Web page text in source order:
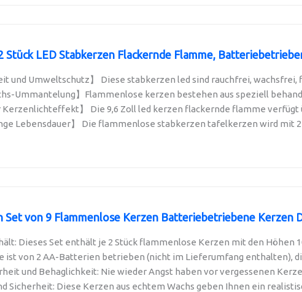
Stück LED Stabkerzen Flackernde Flamme,
und Umweltschutz】 Diese stabkerzen led sind rauchfrei, wachsfrei,
Ummantelung】Flammenlose kerzen bestehen aus speziell
Kerzenlichteffekt】 Die 9,6 Zoll led kerzen flackernde flamme verfügt
Lebensdauer】 Die flammenlose stabkerzen tafelkerzen wird mit
Set von 9 Flammenlose Kerzen Batteriebetriebene Kerzen
Dieses Set enthält je 2 Stück flammenlose Kerzen mit den Höhen
ist von 2 AA-Batterien betrieben (nicht im Lieferumfang enthalten),
und Behaglichkeit: Nie wieder Angst haben vor vergessenen
Sicherheit: Diese Kerzen aus echtem Wachs geben Ihnen ein